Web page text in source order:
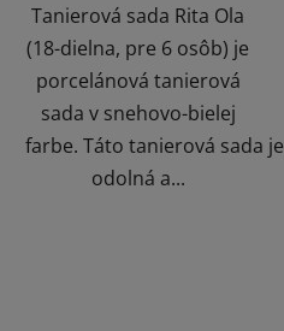
Tanierová sada Rita Ola
(18-dielna, pre 6 osôb) je
porcelánová tanierová
sada v snehovo-bielej
farbe. Táto tanierová sada je
odolná a...